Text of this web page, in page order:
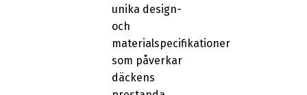
unika design-
och
materialspecifikationer
som påverkar
däckens